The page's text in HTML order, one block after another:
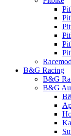
B&G Racing
B&G
B&G